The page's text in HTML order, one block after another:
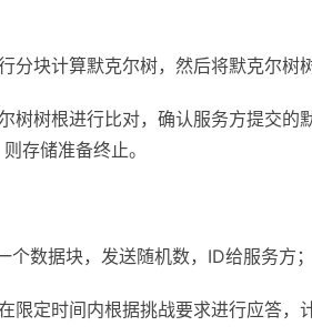
块计算默克尔树，然后将默克尔树
树树根进行比对，确认服务方提交的
存储准备终止。
数据块，发送随机数，ID给服务方；
限定时间内根据挑战要求进行应答，